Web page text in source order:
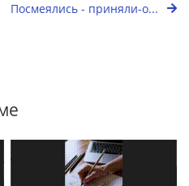
Посмеялись - приняли-о...